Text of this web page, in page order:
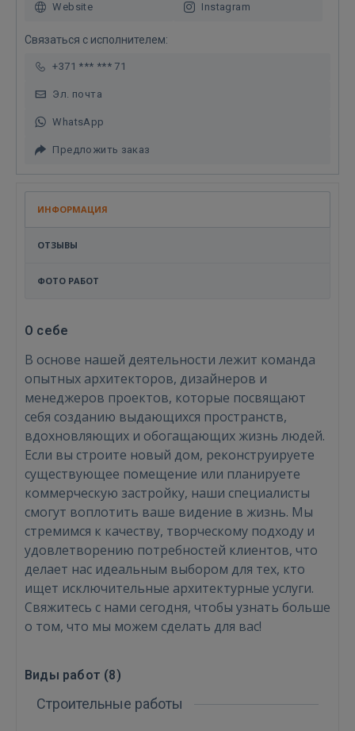
Войти
ВОЙТИ
Забыли пароль?
Website Instagram
Связаться с исполнителем:
+371 *** *** 71
Эл. почта
WhatsApp
Предложить заказ
ИНФОРМАЦИЯ
ОТЗЫВЫ
ФОТО РАБОТ
О себе
В основе нашей деятельности лежит команда
опытных архитекторов, дизайнеров и
менеджеров проектов, которые посвящают
себя созданию выдающихся пространств,
вдохновляющих и обогащающих жизнь людей.
Если вы строите новый дом, реконструируете
существующее помещение или планируете
коммерческую застройку, наши специалисты
смогут воплотить ваше видение в жизнь. Мы
стремимся к качеству, творческому подходу и
удовлетворению потребностей клиентов, что
делает нас идеальным выбором для тех, кто
ищет исключительные архитектурные услуги.
Свяжитесь с нами сегодня, чтобы узнать больше
о том, что мы можем сделать для вас!
Виды работ (8)
Строительные работы